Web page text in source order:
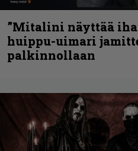
”Mitalini näyttää
huippu-uimari
palkinnollaan